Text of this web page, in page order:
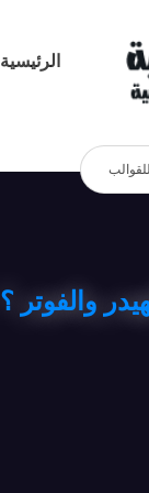
الرئيسية
والفوتر ؟